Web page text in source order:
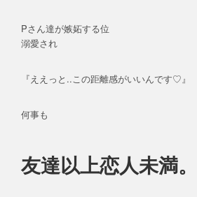
Pさん達が嫉妬する位
溺愛され
『ええっと..この距離感がいいんです♡』
何事も
友達以上恋人未満。